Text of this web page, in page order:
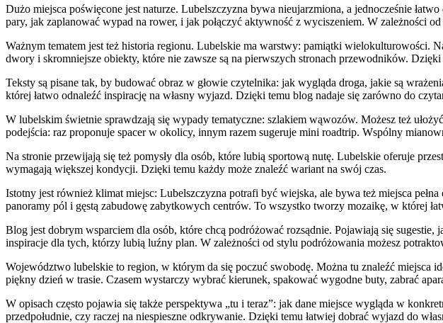
Dużo miejsca poświęcone jest naturze. Lubelszczyzna bywa nieujarzmiona, a jednocześnie
pary, jak zaplanować wypad na rower, i jak połączyć aktywność z wyciszeniem. W zależności
Ważnym tematem jest też historia regionu. Lubelskie ma warstwy: pamiątki wielokulturowości.
dwory i skromniejsze obiekty, które nie zawsze są na pierwszych stronach przewodników. Dzięki
Teksty są pisane tak, by budować obraz w głowie czytelnika: jak wygląda droga, jakie są
której łatwo odnaleźć inspirację na własny wyjazd. Dzięki temu blog nadaje się zarówno do
W lubelskim świetnie sprawdzają się wypady tematyczne: szlakiem wąwozów. Możesz też
podejścia: raz proponuje spacer w okolicy, innym razem sugeruje mini roadtrip. Wspólny
Na stronie przewijają się też pomysły dla osób, które lubią sportową nutę. Lubelskie oferuje
wymagają większej kondycji. Dzięki temu każdy może znaleźć wariant na swój czas.
Istotny jest również klimat miejsc: Lubelszczyzna potrafi być wiejska, ale bywa też miejsca
panoramy pól i gęstą zabudowę zabytkowych centrów. To wszystko tworzy mozaikę, w której
Blog jest dobrym wsparciem dla osób, które chcą podróżować rozsądnie. Pojawiają się
inspiracje dla tych, którzy lubią luźny plan. W zależności od stylu podróżowania możesz
Województwo lubelskie to region, w którym da się poczuć swobodę. Można tu znaleźć miejsca
piękny dzień w trasie. Czasem wystarczy wybrać kierunek, spakować wygodne buty, zabrać
W opisach często pojawia się także perspektywa „tu i teraz”: jak dane miejsce wygląda w
przedpołudnie, czy raczej na niespieszne odkrywanie. Dzięki temu łatwiej dobrać wyjazd do